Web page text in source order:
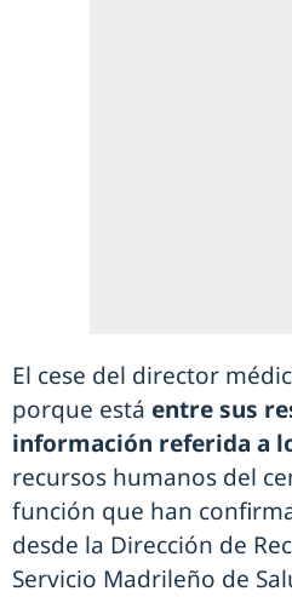
El cese del director
porque está entre sus
información referida a
recursos humanos del
función que han
desde la Dirección de
Servicio Madrileño de